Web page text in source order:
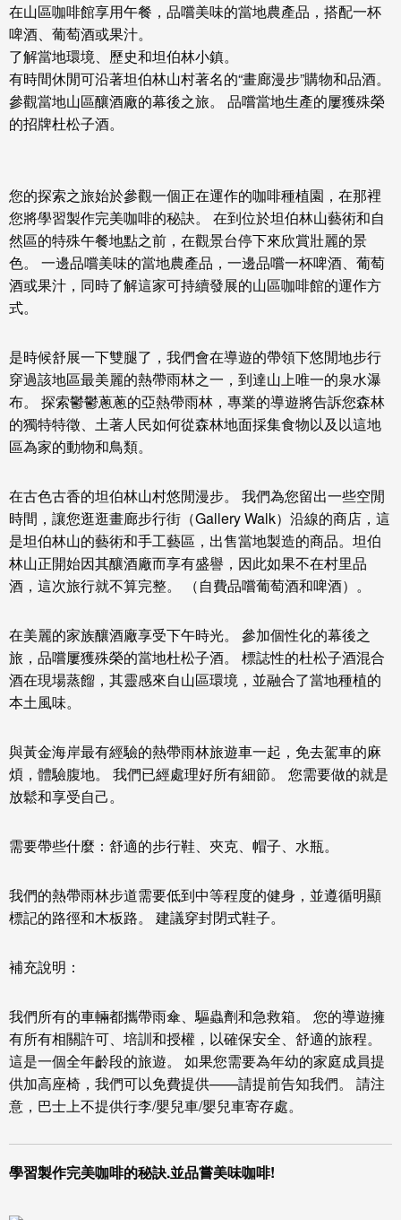
在山區咖啡館享用午餐，品嚐美味的當地農產品，搭配一杯
啤酒、葡萄酒或果汁。
了解當地環境、歷史和坦伯林小鎮。
有時間休閒可沿著坦伯林山村著名的“畫廊漫步”購物和品酒。
參觀當地山區釀酒廠的幕後之旅。 品嚐當地生產的屢獲殊榮
的招牌杜松子酒。
您的探索之旅始於參觀一個正在運作的咖啡種植園，在那裡
您將學習製作完美咖啡的秘訣。 在到位於坦伯林山藝術和自
然區的特殊午餐地點之前，在觀景台停下來欣賞壯麗的景
色。 一邊品嚐美味的當地農產品，一邊品嚐一杯啤酒、葡萄
酒或果汁，同時了解這家可持續發展的山區咖啡館的運作方
式。
是時候舒展一下雙腿了，我們會在導遊的帶領下悠閒地步行
穿過該地區最美麗的熱帶雨林之一，到達山上唯一的泉水瀑
布。 探索鬱鬱蔥蔥的亞熱帶雨林，專業的導遊將告訴您森林
的獨特特徵、土著人民如何從森林地面採集食物以及以這地
區為家的動物和鳥類。
在古色古香的坦伯林山村悠閒漫步。 我們為您留出一些空閒
時間，讓您逛逛畫廊步行街（Gallery Walk）沿線的商店，這
是坦伯林山的藝術和手工藝區，出售當地製造的商品。 坦伯
林山正開始因其釀酒廠而享有盛譽，因此如果不在村里品
酒，這次旅行就不算完整。 （自費品嚐葡萄酒和啤酒）。
在美麗的家族釀酒廠享受下午時光。 參加個性化的幕後之
旅，品嚐屢獲殊榮的當地杜松子酒。 標誌性的杜松子酒混合
酒在現場蒸餾，其靈感來自山區環境，並融合了當地種植的
本土風味。
與黃金海岸最有經驗的熱帶雨林旅遊車一起，免去駕車的麻
煩，體驗腹地。 我們已經處理好所有細節。 您需要做的就是
放鬆和享受自己。
需要帶些什麼： 舒適的步行鞋、夾克、帽子、水瓶。
我們的熱帶雨林步道需要低到中等程度的健身，並遵循明顯
標記的路徑和木板路。 建議穿封閉式鞋子。
補充說明：
我們所有的車輛都攜帶雨傘、驅蟲劑和急救箱。 您的導遊擁
有所有相關許可、培訓和授權，以確保安全、舒適的旅程。
這是一個全年齡段的旅遊。 如果您需要為年幼的家庭成員提
供加高座椅，我們可以免費提供——請提前告知我們。 請注
意，巴士上不提供行李/嬰兒車/嬰兒車寄存處。
學習製作完美咖啡的秘訣.並品嘗美味咖啡!